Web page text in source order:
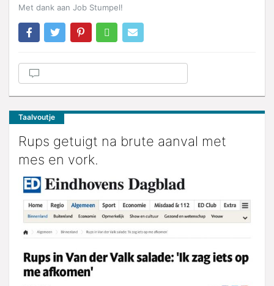
Met dank aan Job Stumpel!
Taalvoutje
Rups getuigt na brute aanval met
mes en vork.